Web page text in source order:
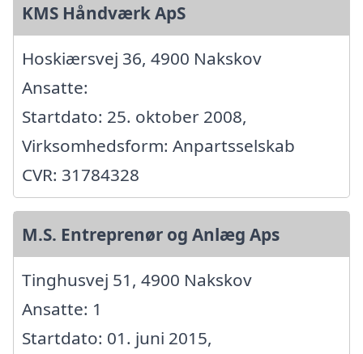
KMS Håndværk ApS
Hoskiærsvej 36, 4900 Nakskov
Ansatte:
Startdato: 25. oktober 2008,
Virksomhedsform: Anpartsselskab
CVR: 31784328
M.S. Entreprenør og Anlæg Aps
Tinghusvej 51, 4900 Nakskov
Ansatte: 1
Startdato: 01. juni 2015,